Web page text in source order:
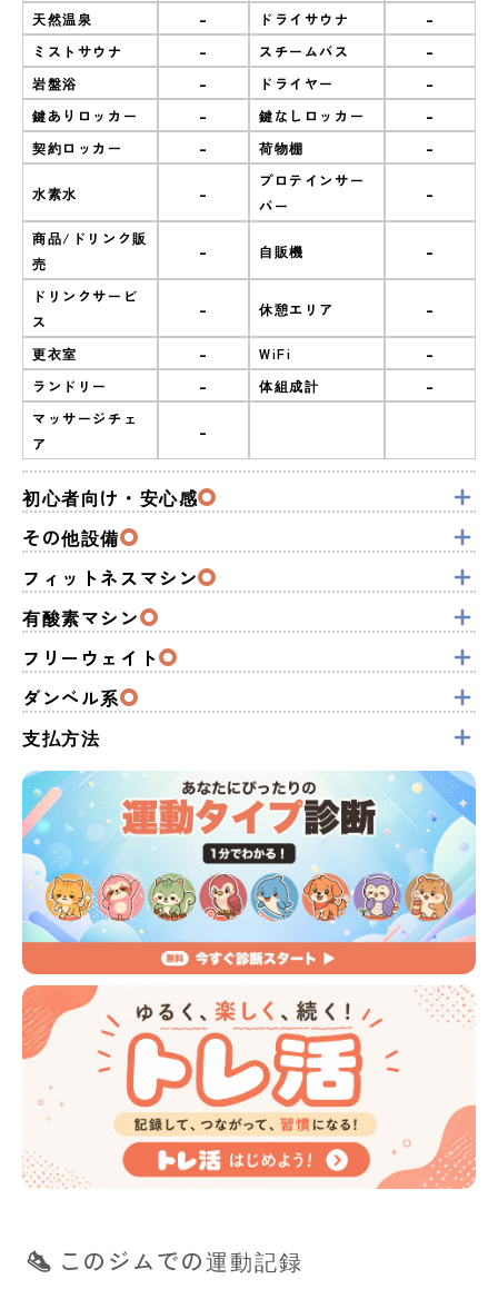
天然温泉 - ドライサウナ -
ミストサウナ - スチームバス -
岩盤浴 - ドライヤー -
鍵ありロッカー - 鍵なしロッカー -
契約ロッカー - 荷物棚 -
水素水 -
プロテインサー
バー
-
商品/ドリンク販
売
- 自販機 -
ドリンクサービ
ス
- 休憩エリア -
更衣室 - WiFi -
ランドリー - 体組成計 -
マッサージチェ
ア
-
初心者向け・安心感
その他設備
フィットネスマシン
有酸素マシン
フリーウェイト
ダンベル系
支払方法
このジムでの運動記録